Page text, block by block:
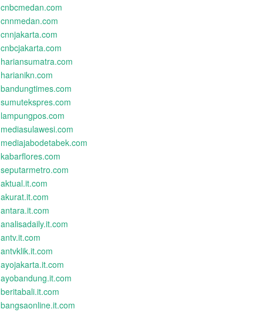
cnbcmedan.com
cnnmedan.com
cnnjakarta.com
cnbcjakarta.com
hariansumatra.com
harianikn.com
bandungtimes.com
sumutekspres.com
lampungpos.com
mediasulawesi.com
mediajabodetabek.com
kabarflores.com
seputarmetro.com
aktual.it.com
akurat.it.com
antara.it.com
analisadaily.it.com
antv.it.com
antvklik.it.com
ayojakarta.it.com
ayobandung.it.com
beritabali.it.com
bangsaonline.it.com